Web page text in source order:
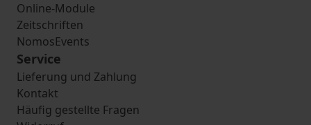
Online-Module
Zeitschriften
NomosEvents
Service
Lieferung und Zahlung
Kontakt
Häufig gestellte Fragen